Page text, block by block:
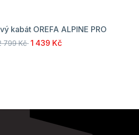
kabát OREFA ALPINE PRO
799 Kč 1 439 Kč